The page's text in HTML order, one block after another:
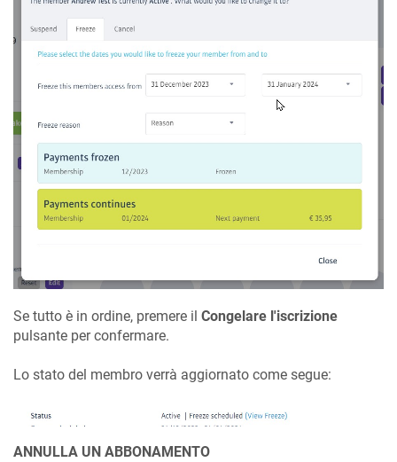
Se tutto è in ordine, premere il Congelare l'iscrizione
pulsante per confermare.
Lo stato del membro verrà aggiornato come segue:
ANNULLA UN ABBONAMENTO